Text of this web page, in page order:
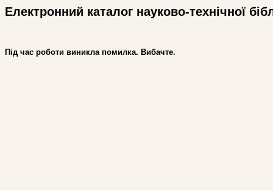
Електронний каталог науково-технічної
Під час роботи виникла помилка. Вибачте.